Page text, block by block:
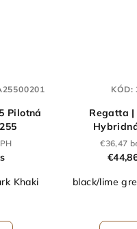
Pilotná
Khaki
Regatta |
€36,47
black/lime
KÓD: